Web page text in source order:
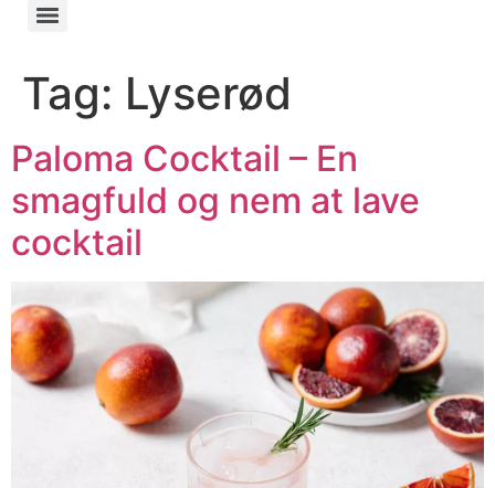
Tag: Lyserød
Paloma Cocktail – En
smagfuld og nem at lave
cocktail